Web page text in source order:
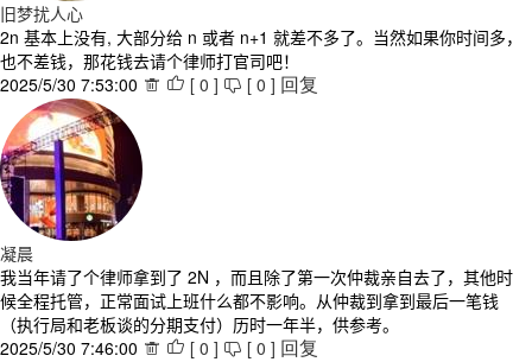
旧梦扰人心
2n 基本上没有, 大部分给 n 或者 n+1 就差不多了。当然如果你时间多，
也不差钱，那花钱去请个律师打官司吧！
2025/5/30 7:53:00   [ 0 ]  [ 0 ] 回复
凝晨
我当年请了个律师拿到了 2N ，而且除了第一次仲裁亲自去了，其他时
候全程托管，正常面试上班什么都不影响。从仲裁到拿到最后一笔钱
（执行局和老板谈的分期支付）历时一年半，供参考。
2025/5/30 7:46:00   [ 0 ]  [ 0 ] 回复